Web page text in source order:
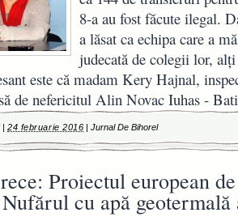
8-a au fost făcute ilegal.
a lăsat ca echipa care a
judecată de colegii lor,
este că madam Kery Hajnal,
de nefericitul Alin Novac Iuhas -
| 24 februarie 2016 |Jurnal De Bihorel
Proiectul european
cu apă geotermală